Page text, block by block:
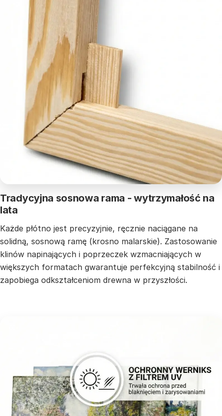
Tradycyjna sosnowa rama - wytrzymałość na
lata
Każde płótno jest precyzyjnie, ręcznie naciągane na
solidną, sosnową ramę (krosno malarskie). Zastosowanie
klinów napinających i poprzeczek wzmacniających w
większych formatach gwarantuje perfekcyjną stabilność i
zapobiega odkształceniom drewna w przyszłości.